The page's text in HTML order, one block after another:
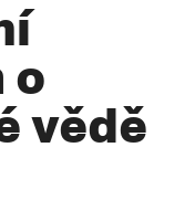
o
vědě